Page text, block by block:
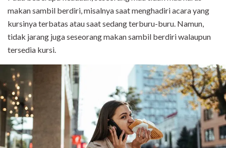
makan sambil berdiri, misalnya saat menghadiri acara yang
kursinya terbatas atau saat sedang terburu-buru. Namun,
tidak jarang juga seseorang makan sambil berdiri walaupun
tersedia kursi.